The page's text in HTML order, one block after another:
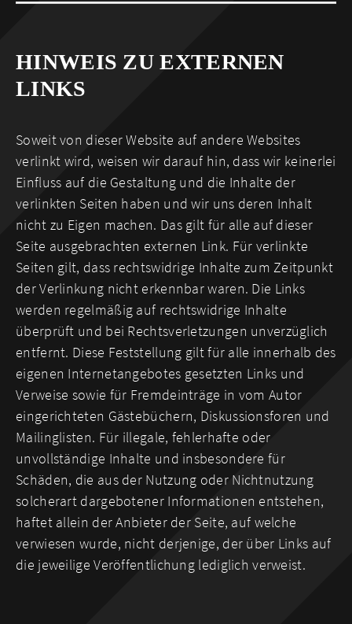
HINWEIS ZU EXTERNEN
LINKS
Soweit von dieser Website auf andere Websites
verlinkt wird, weisen wir darauf hin, dass wir keinerlei
Einfluss auf die Gestaltung und die Inhalte der
verlinkten Seiten haben und wir uns deren Inhalt
nicht zu Eigen machen. Das gilt für alle auf dieser
Seite ausgebrachten externen Link. Für verlinkte
Seiten gilt, dass rechtswidrige Inhalte zum Zeitpunkt
der Verlinkung nicht erkennbar waren. Die Links
werden regelmäßig auf rechtswidrige Inhalte
überprüft und bei Rechtsverletzungen unverzüglich
entfernt. Diese Feststellung gilt für alle innerhalb des
eigenen Internetangebotes gesetzten Links und
Verweise sowie für Fremdeinträge in vom Autor
eingerichteten Gästebüchern, Diskussionsforen und
Mailinglisten. Für illegale, fehlerhafte oder
unvollständige Inhalte und insbesondere für
Schäden, die aus der Nutzung oder Nichtnutzung
solcherart dargebotener Informationen entstehen,
haftet allein der Anbieter der Seite, auf welche
verwiesen wurde, nicht derjenige, der über Links auf
die jeweilige Veröffentlichung lediglich verweist.